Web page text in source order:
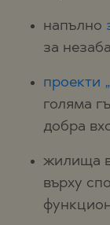
напълно
за
проекти
голяма
добра
жилища
върху